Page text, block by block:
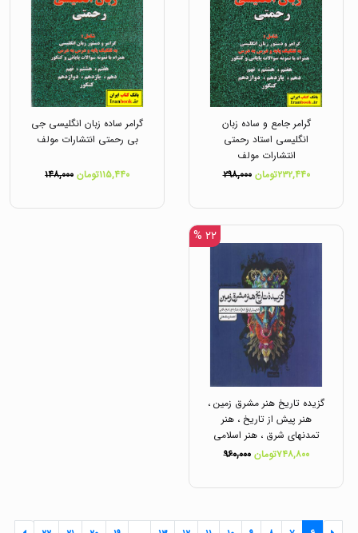
گرامر جامع و ساده زبان
انگلیسی استاد رحمتی
انتشارات مولف
۲۳۲,۴۴۰تومان
۲۹۸,۰۰۰
گرامر ساده زبان انگلیسی جی
بی رحمتی انتشارات مولف
۱۱۵,۴۴۰تومان ۱۴۸,۰۰۰
۲۲ %
گزیده تاریخ هنر مشرق زمین ،
هنر پیش از تاریخ ، هنر
تمدنهای شرق ، هنر اسلامی
رشته هنر انتشارات کارنامه
۷۴۸,۸۰۰تومان ۹۶۰,۰۰۰